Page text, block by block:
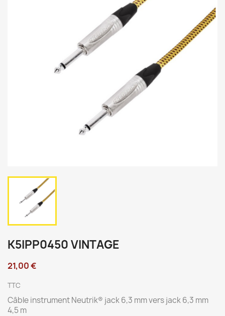
K5IPP0450 VINTAGE
21,00 €
TTC
Câble instrument Neutrik® jack 6,3 mm vers jack 6,3 mm
4,5 m